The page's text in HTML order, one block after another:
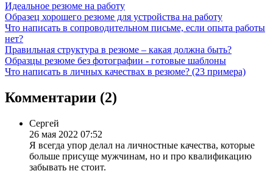
Идеальное резюме на работу
Образец хорошего резюме для устройства на работу
Что написать в сопроводительном письме, если опыта работы
нет?
Правильная структура в резюме – какая должна быть?
Образцы резюме без фотографии - готовые шаблоны
Что написать в личных качествах в резюме? (23 примера)
Комментарии (2)
Сергей
26 мая 2022 07:52
Я всегда упор делал на личностные качества, которые
больше присуще мужчинам, но и про квалификацию
забывать не стоит.